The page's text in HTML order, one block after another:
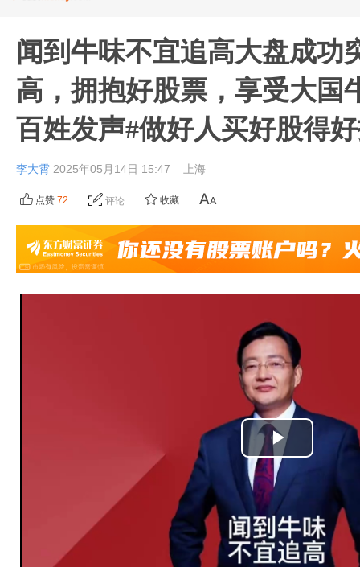
闻到牛味不宜追高大盘成功
高，拥抱好股票，享受大国
百姓发声#做好人买好股得
李大霄 2025年05月14日 15:47 上海
点赞 72 评论 收藏
播
放
视